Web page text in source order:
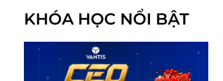
KHÓA HỌC NỔI BẬT